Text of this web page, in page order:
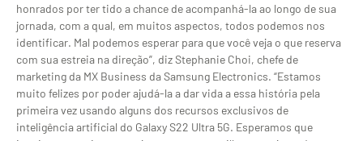
honrados por ter tido a chance de acompanhá-la ao longo de sua
jornada, com a qual, em muitos aspectos, todos podemos nos
identificar. Mal podemos esperar para que você veja o que reserva
com sua estreia na direção”, diz Stephanie Choi, chefe de
marketing da MX Business da Samsung Electronics. “Estamos
muito felizes por poder ajudá-la a dar vida a essa história pela
primeira vez usando alguns dos recursos exclusivos de
inteligência artificial do Galaxy S22 Ultra 5G. Esperamos que